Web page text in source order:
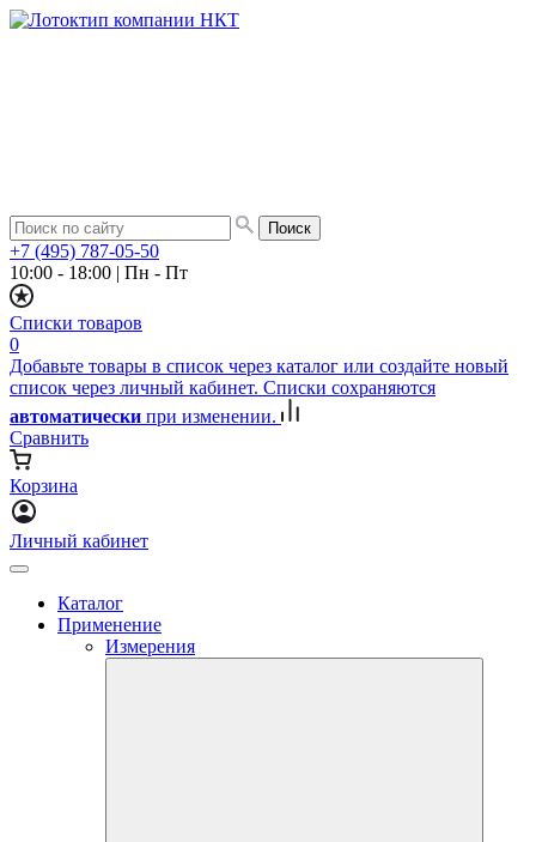
+7 (495) 787-05-50
10:00 - 18:00 | Пн - Пт
Списки товаров
0
Добавьте товары в список через каталог или создайте новый
список через личный кабинет. Списки сохраняются
автоматически при изменении.
Сравнить
Корзина
Личный кабинет
Каталог
Применение
Измерения